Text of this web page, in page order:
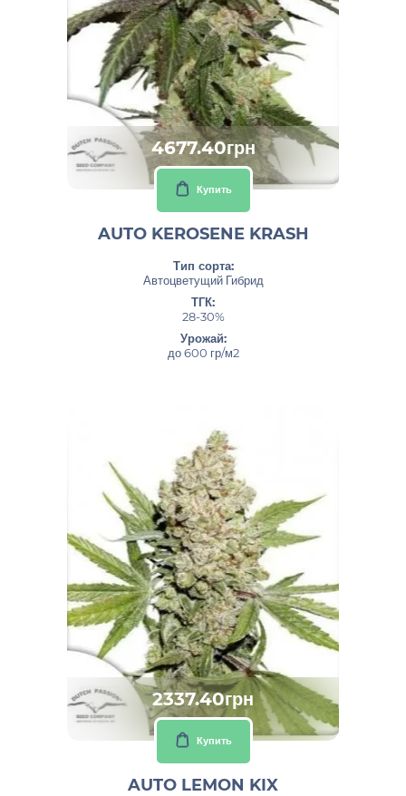
4677.40грн
Купить
AUTO KEROSENE KRASH
Тип сорта:
Автоцветущий Гибрид
ТГК:
28-30%
Урожай:
до 600 гр/м2
2337.40грн
Купить
AUTO LEMON KIX